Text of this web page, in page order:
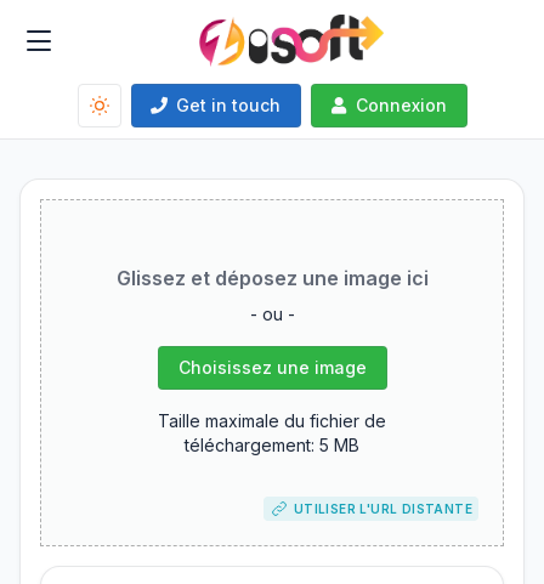
Get in touch Connexion
Glissez et déposez une image ici
- ou -
Choisissez une image
Taille maximale du fichier de
téléchargement: 5 MB
UTILISER L'URL DISTANTE